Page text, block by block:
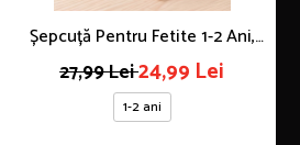
Șepcuță Pentru Fetite 1-2 Ani,
Cu Broderie Text It's A Girl,
Culoare Roz
27,99 Lei24,99 Lei
1-2 ani